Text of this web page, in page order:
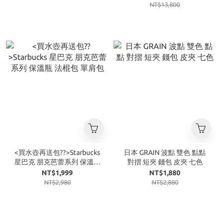
NT$13,800
<買水壺再送包??>Starbucks
星巴克 朋克芭蕾系列 保溫瓶
法棍包 單肩包
NT$1,999
NT$2,980
日本 GRAIN 波點 雙色 點點
對摺 短夾 錢包 皮夾 七色
NT$1,880
NT$2,880